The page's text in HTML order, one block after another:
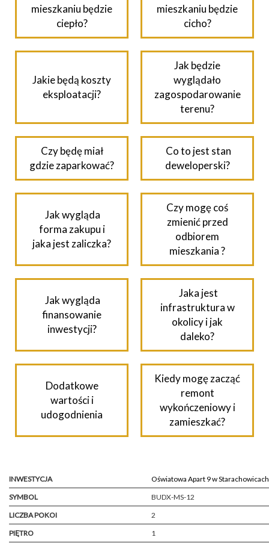
mieszkaniu będzie
ciepło?
mieszkaniu będzie
cicho?
Jakie będą koszty
eksploatacji?
Jak będzie
wyglądało
zagospodarowanie
terenu?
Czy będę miał
gdzie zaparkować?
Co to jest stan
deweloperski?
Jak wygląda
forma zakupu i
jaka jest zaliczka?
Czy mogę coś
zmienić przed
odbiorem
mieszkania ?
Jak wygląda
finansowanie
inwestycji?
Jaka jest
infrastruktura w
okolicy i jak
daleko?
Dodatkowe
wartości i
udogodnienia
Kiedy mogę zacząć
remont
wykończeniowy i
zamieszkać?
INWESTYCJA
Oświatowa Apart 9 w Starachowicach
SYMBOL
BUDX-MS-12
LICZBA POKOI
2
PIĘTRO
1